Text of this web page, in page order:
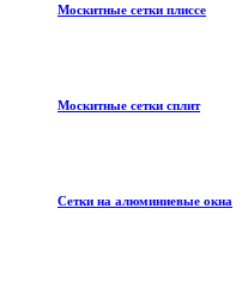
Москитные сетки плиссе
Москитные сетки сплит
Сетки на алюминиевые окна